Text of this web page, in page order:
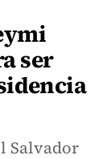
ser
Salvador